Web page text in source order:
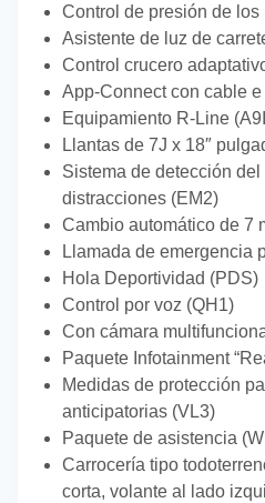
Control de presión de
Asistente de luz de
Control crucero
App-Connect con cable
Equipamiento R-Line
Llantas de 7J x 18″
Sistema de detección
distracciones (EM2)
Cambio automático de 7
Llamada de emergencia
Hola Deportividad (PDS)
Control por voz (QH1)
Con cámara
Paquete Infotainment
Medidas de protección
anticipatorias (VL3)
Paquete de asistencia
Carrocería tipo
corta, volante al lado